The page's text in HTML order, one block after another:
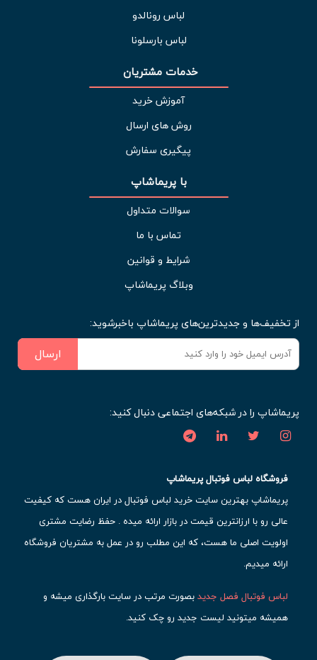
لباس رونالدو
لباس بارسلونا
خدمات مشتریان
آموزش خرید
روش های ارسال
پیگیری سفارش
با پریماشاپ
سوالات متداول
تماس با ما
شرایط و قوانین
وبلاگ پریماشاپ
از تخفیف‌ها و جدیدترین‌های پریماشاپ باخبرشوید:
ارسال
پریماشاپ را در شبکه‌های اجتماعی دنبال کنید:
فروشگاه لباس فوتبال پریماشاپ
پریماشاپ بهترین سایت خرید لباس فوتبال در ایران هست که کیفیت
عالی رو با ارزانترین قیمت در بازار ارائه میده . حفظ رضایت مشتری
اولویت اصلی ما هست، که این مطلب رو در عمل به مشتریان فروشگاه
ارائه میدیم.
لباس فوتبال فصل جدیدبصورت مرتب در سایت بارگذاری میشه و
همیشه میتونید لیست جدید رو چک کنید.